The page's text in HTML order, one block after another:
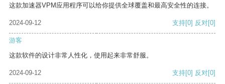
这款加速器VPM应用程序可以给你提供全球覆盖和最高安全性的连接。
2024-09-12 支持[0] 反对[0]
游客
这款软件的设计非常人性化，使用起来非常舒服。
2024-09-12 支持[0] 反对[0]